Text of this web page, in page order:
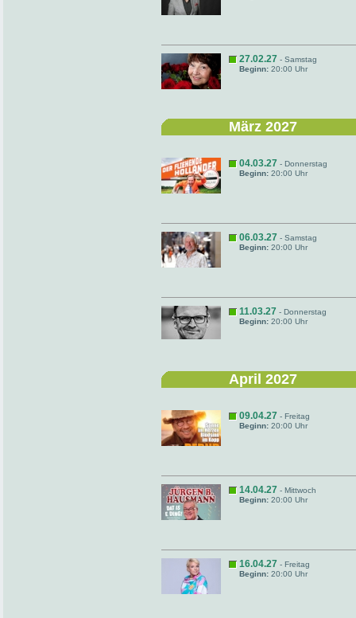
27.02.27 - Samstag
Beginn: 20:00 Uhr
März 2027
04.03.27 - Donnerstag
Beginn: 20:00 Uhr
06.03.27 - Samstag
Beginn: 20:00 Uhr
11.03.27 - Donnerstag
Beginn: 20:00 Uhr
April 2027
09.04.27 - Freitag
Beginn: 20:00 Uhr
14.04.27 - Mittwoch
Beginn: 20:00 Uhr
16.04.27 - Freitag
Beginn: 20:00 Uhr